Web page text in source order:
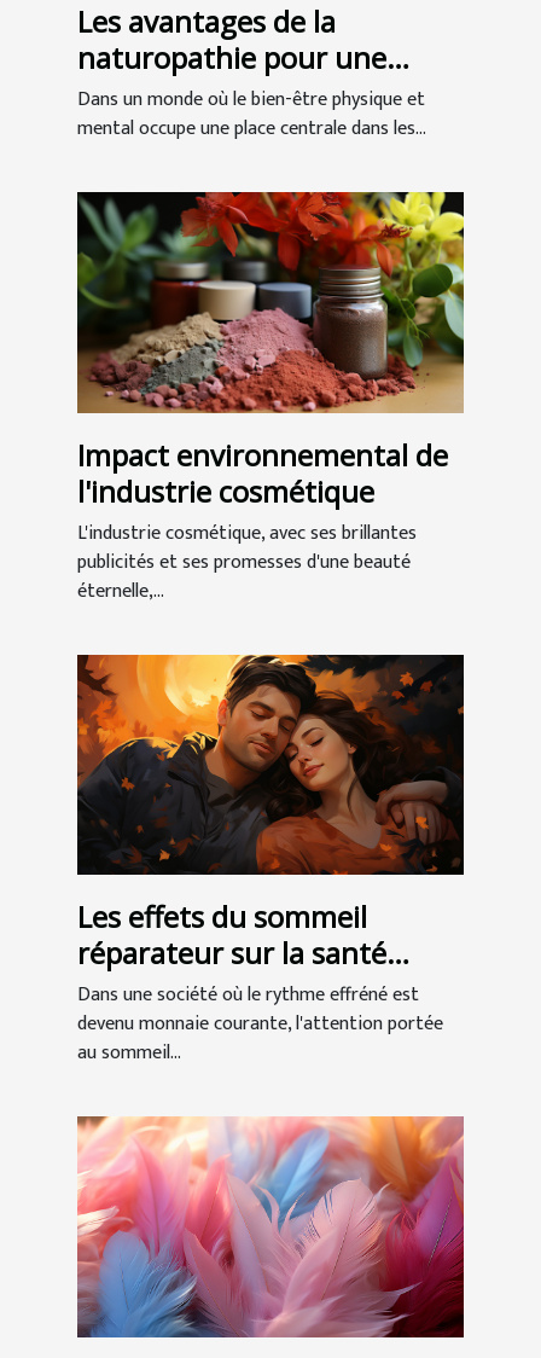
Les avantages de la
naturopathie pour une
meilleure santé globale
Dans un monde où le bien-être physique et
mental occupe une place centrale dans les...
Impact environnemental de
l'industrie cosmétique
L'industrie cosmétique, avec ses brillantes
publicités et ses promesses d'une beauté
éternelle,...
Les effets du sommeil
réparateur sur la santé
globale
Dans une société où le rythme effréné est
devenu monnaie courante, l'attention portée
au sommeil...